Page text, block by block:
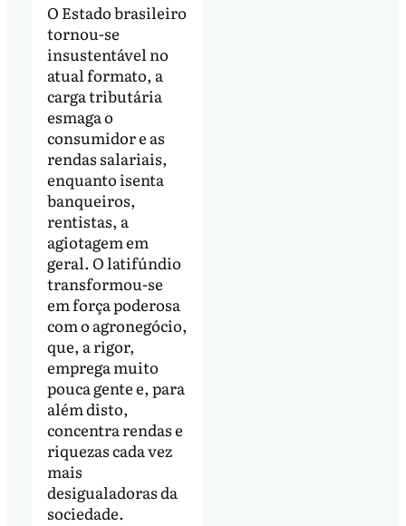
O Estado brasileiro
tornou-se
insustentável no
atual formato, a
carga tributária
esmaga o
consumidor e as
rendas salariais,
enquanto isenta
banqueiros,
rentistas, a
agiotagem em
geral. O latifúndio
transformou-se
em força poderosa
com o agronegócio,
que, a rigor,
emprega muito
pouca gente e, para
além disto,
concentra rendas e
riquezas cada vez
mais
desigualadoras da
sociedade.